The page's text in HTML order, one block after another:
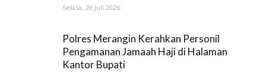
Selasa, 28 Juli 2026
Polres Merangin Kerahkan Personil
Pengamanan Jamaah Haji di Halaman
Kantor Bupati